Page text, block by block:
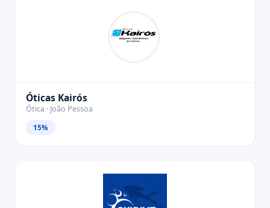
Óticas Kairós
Ótica · João Pessoa
15%